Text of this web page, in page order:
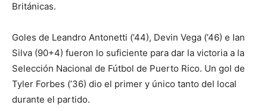
Británicas.
Goles de Leandro Antonetti (’44), Devin Vega (’46) e Ian
Silva (90+4) fueron lo suficiente para dar la victoria a la
Selección Nacional de Fútbol de Puerto Rico. Un gol de
Tyler Forbes (’36) dio el primer y único tanto del local
durante el partido.